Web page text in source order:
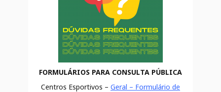
FORMULÁRIOS PARA CONSULTA PÚBLICA
Centros Esportivos – Geral – Formulário de